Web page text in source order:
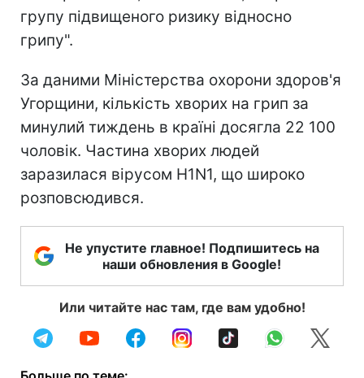
групу підвищеного ризику відносно
грипу".
За даними Міністерства охорони здоров'я
Угорщини, кількість хворих на грип за
минулий тиждень в країні досягла 22 100
чоловік. Частина хворих людей
заразилася вірусом H1N1, що широко
розповсюдився.
Не упустите главное! Подпишитесь на
наши обновления в Google!
Или читайте нас там, где вам удобно!